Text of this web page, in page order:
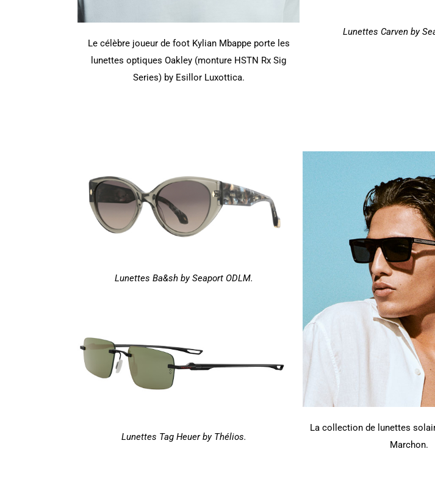
Le célèbre joueur de foot Kylian Mbappe porte les
lunettes optiques Oakley (monture HSTN Rx Sig
Series) by Esillor Luxottica.
Lunettes Carven by
Lunettes Ba&sh by Seaport ODLM.
Lunettes Tag Heuer by Thélios.
La collection de lunettes
Marchon.